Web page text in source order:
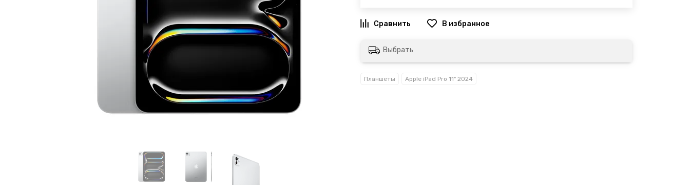
Выбрать
Планшеты Apple iPad Pro 11" 2024